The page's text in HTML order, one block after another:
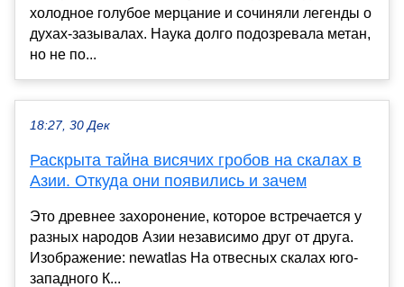
холодное голубое мерцание и сочиняли легенды о
духах-зазывалах. Наука долго подозревала метан,
но не по...
18:27, 30 Дек
Раскрыта тайна висячих гробов на скалах в
Азии. Откуда они появились и зачем
Это древнее захоронение, которое встречается у
разных народов Азии независимо друг от друга.
Изображение: newatlas На отвесных скалах юго-
западного К...